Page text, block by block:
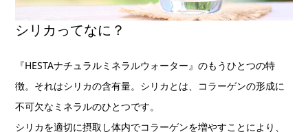
シリカってなに？
『HESTAナチュラルミネラルウォーター』のもうひとつの特
徴。それはシリカの含有量。シリカとは、コラーゲンの形成に
不可欠なミネラルのひとつです。
シリカを適切に摂取し体内でコラーゲンを増やすことにより、